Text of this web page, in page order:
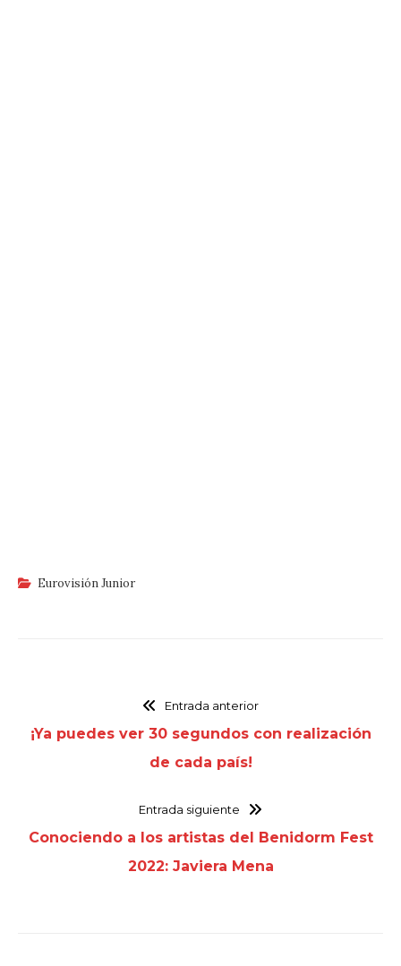
Eurovisión Junior
Entrada anterior
¡Ya puedes ver 30 segundos con realización
de cada país!
Entrada siguiente
Conociendo a los artistas del Benidorm Fest
2022: Javiera Mena